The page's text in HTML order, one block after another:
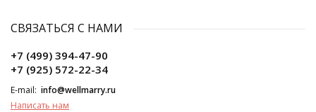
СВЯЗАТЬСЯ С НАМИ
+7 (499) 394-47-90
+7 (925) 572-22-34
E-mail: info@wellmarry.ru
Написать нам